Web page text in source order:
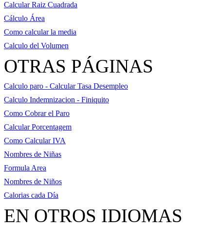
Calcular Raiz Cuadrada
Cálculo Área
Como calcular la media
Calculo del Volumen
OTRAS PÁGINAS
Calculo paro - Calcular Tasa Desempleo
Calculo Indemnizacion - Finiquito
Como Cobrar el Paro
Calcular Porcentagem
Como Calcular IVA
Nombres de Niñas
Formula Area
Nombres de Niños
Calorias cada Día
EN OTROS IDIOMAS